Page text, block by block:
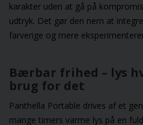
karakter uden at gå på
udtryk. Det gør den nem at
farverige og mere
Bærbar frihed – lys
brug for det
Panthella Portable drives af et
mange timers varme lys på en